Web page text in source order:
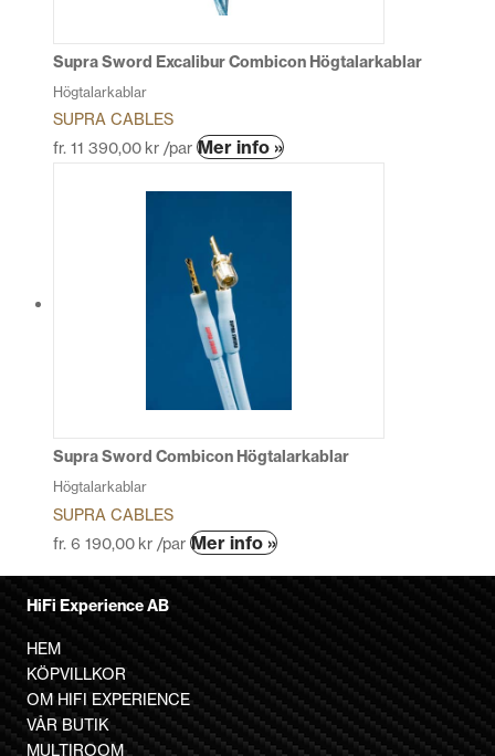
produktsidan
Supra Sword Excalibur Combicon Högtalarkablar
Högtalarkablar
SUPRA CABLES
fr. 11 390,00 kr /par Mer info »Den
produkten
produktsidan
Supra Sword Combicon Högtalarkablar
Högtalarkablar
SUPRA CABLES
fr. 6 190,00 kr /par Mer info »Den
varianter.
De
olika
alternativen
HiFi Experience AB
HEM
KÖPVILLKOR
OM HIFI EXPERIENCE
VÅR BUTIK
MULTIROOM